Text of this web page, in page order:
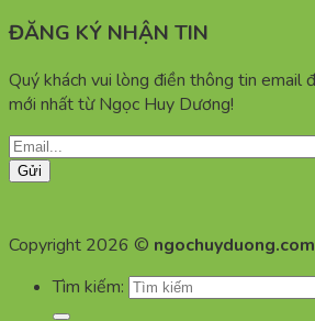
ĐĂNG KÝ NHẬN TIN
Quý khách vui lòng điền thông tin email
mới nhất từ Ngọc Huy Dương!
Copyright 2026 © ngochuyduong.com
Tìm kiếm: